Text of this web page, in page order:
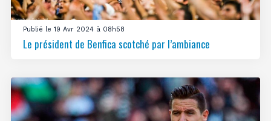
Publié le 19 Avr 2024 à 08h58
Le président de Benfica scotché par l’ambiance